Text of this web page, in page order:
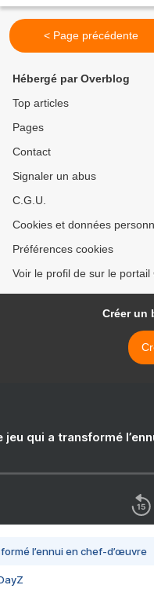
< Page précédente
Hébergé par Overblog
Top articles
Pages
Contact
Signaler un abus
C.G.U.
Cookies et données
Préférences cookies
Voir le profil de sur le portail
Créer un
jeu qui a transformé
l’ennui en chef-d’œuvre